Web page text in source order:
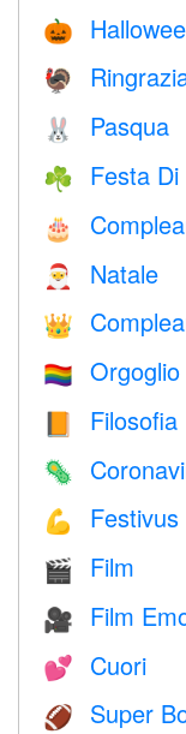
🎃
🦃
🐰 Pasqua
☘️ Festa
🎂
🎅 Natale
👑
🏳️‍🌈
📙 Filosofia
🦠
💪 Festivus
🎬 Film
🎥 Film
💕 Cuori
🏈 Super